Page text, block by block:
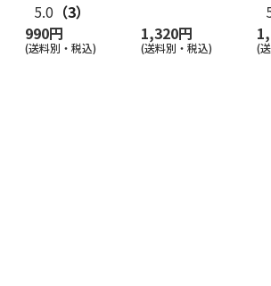
5.0 （3）
990円
(送料別・税込)
1,320円
(送料別・税込) (